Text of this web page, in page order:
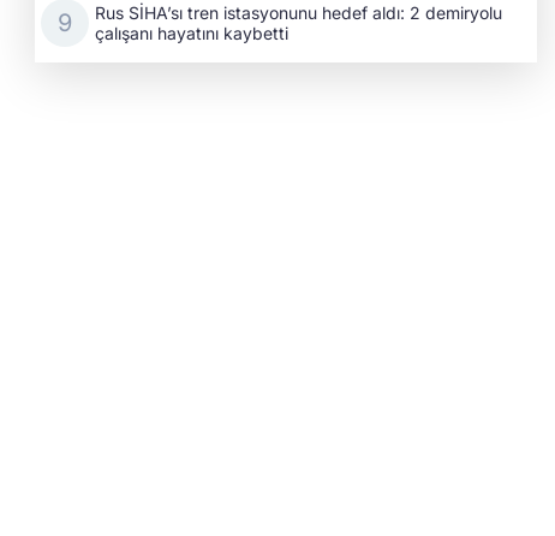
Rus SİHA’sı tren istasyonunu hedef aldı: 2 demiryolu
çalışanı hayatını kaybetti